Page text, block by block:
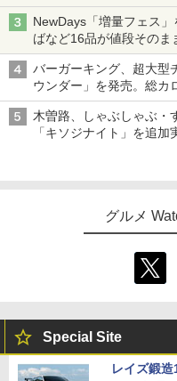
NewDays「増量フェス
ばなど16品が値段そのま
バーガーキング、超大型
ウンダー」を発売。総カ
木曽路、しゃぶしゃぶ・
「キソジナイト」を追
グルメ
Special Site
レイズ鍛